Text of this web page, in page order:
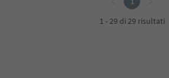
1 - 29 di 29 risultati